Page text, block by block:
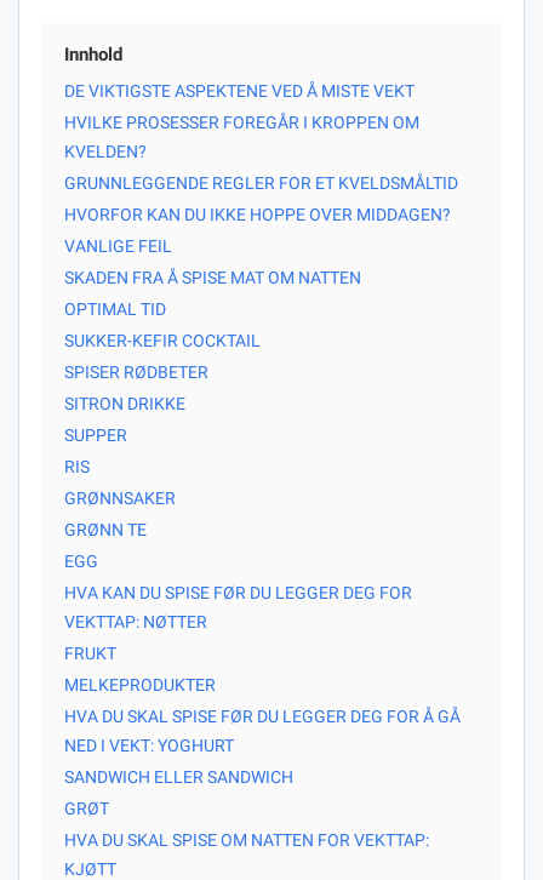
Innhold
DE VIKTIGSTE ASPEKTENE VED Å MISTE VEKT
HVILKE PROSESSER FOREGÅR I KROPPEN OM
KVELDEN?
GRUNNLEGGENDE REGLER FOR ET KVELDSMÅLTID
HVORFOR KAN DU IKKE HOPPE OVER MIDDAGEN?
VANLIGE FEIL
SKADEN FRA Å SPISE MAT OM NATTEN
OPTIMAL TID
SUKKER-KEFIR COCKTAIL
SPISER RØDBETER
SITRON DRIKKE
SUPPER
RIS
GRØNNSAKER
GRØNN TE
EGG
HVA KAN DU SPISE FØR DU LEGGER DEG FOR
VEKTTAP: NØTTER
FRUKT
MELKEPRODUKTER
HVA DU SKAL SPISE FØR DU LEGGER DEG FOR Å GÅ
NED I VEKT: YOGHURT
SANDWICH ELLER SANDWICH
GRØT
HVA DU SKAL SPISE OM NATTEN FOR VEKTTAP:
KJØTT